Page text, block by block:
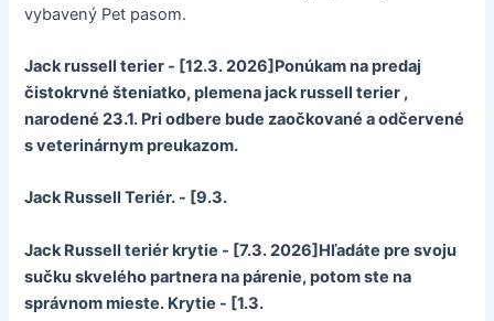
vybavený Pet pasom.
Jack russell terier - [12.3. 2026]Ponúkam na predaj
čistokrvné šteniatko, plemena jack russell terier ,
narodené 23.1. Pri odbere bude zaočkované a odčervené
s veterinárnym preukazom.
Jack Russell Teriér. - [9.3.
Jack Russell teriér krytie - [7.3. 2026]Hľadáte pre svoju
sučku skvelého partnera na párenie, potom ste na
správnom mieste. Krytie - [1.3.